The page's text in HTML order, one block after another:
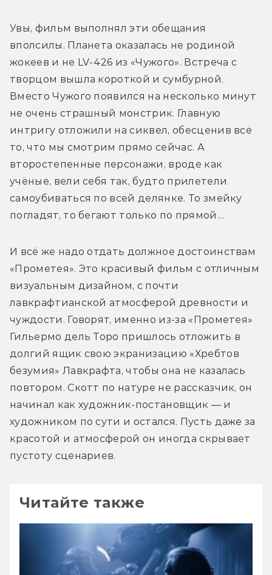
Увы, фильм выполнял эти обещания
вполсилы. Планета оказалась не родиной
жокеев и не LV-426 из «Чужого». Встреча с
творцом вышла короткой и сумбурной.
Вместо Чужого появился на несколько минут
не очень страшный монстрик. Главную
интригу отложили на сиквел, обесценив всё
то, что мы смотрим прямо сейчас. А
второстепенные персонажи, вроде как
учёные, вели себя так, будто прилетели
самоубиваться по всей делянке. То змейку
погладят, то бегают только по прямой…
И всё же надо отдать должное достоинствам
«Прометея». Это красивый фильм с отличным
визуальным дизайном, с почти
лавкрафтианской атмосферой древности и
чуждости. Говорят, именно из-за «Прометея»
Гильермо дель Торо пришлось отложить в
долгий ящик свою экранизацию «Хребтов
безумия» Лавкрафта, чтобы она не казалась
повтором. Скотт по натуре не рассказчик, он
начинал как художник-постановщик — и
художником по сути и остался. Пусть даже за
красотой и атмосферой он иногда скрывает
пустоту сценариев.
Читайте также